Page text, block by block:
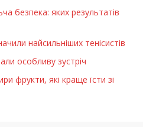
безпека: яких результатів
найсильніших тенісистів
особливу зустріч
фрукти, які краще їсти зі